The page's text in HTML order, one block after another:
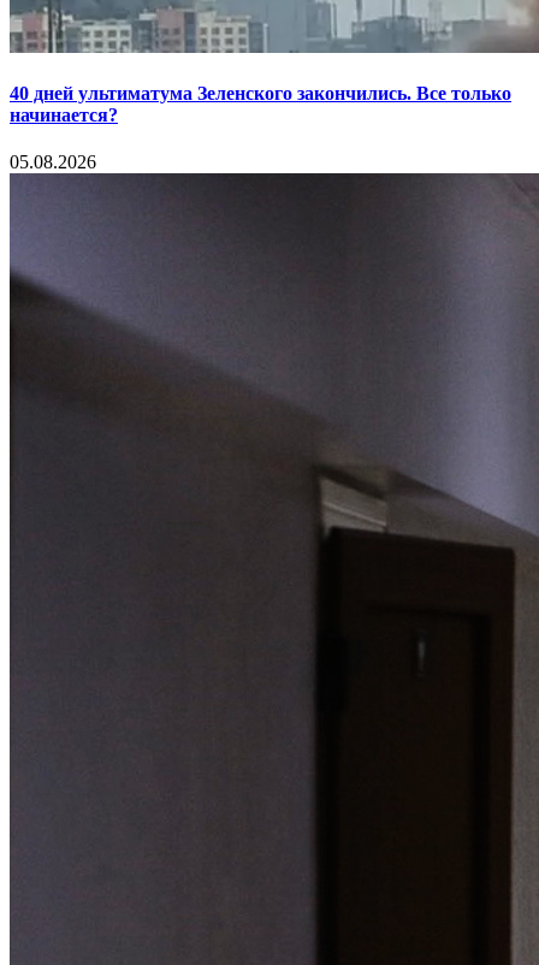
40 дней ультиматума Зеленского закончились. Все только
начинается?
05.08.2026